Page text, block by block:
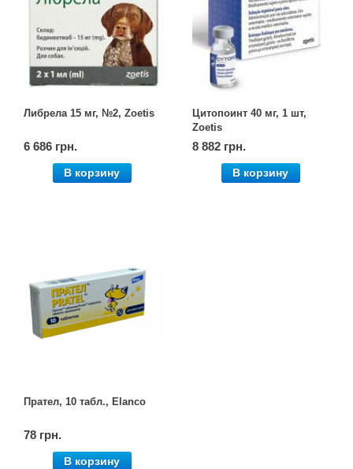
Либрела 15 мг, №2, Zoetis
6 686 грн.
В корзину
Цитопоинт 40 мг, 1 шт,
Zoetis
8 882 грн.
В корзину
Прател, 10 табл., Elanco
78 грн.
В корзину
Ласощі та корма
Vet Diet Canine Wet - ветеринарные диеты
для собак
Лежаки, будиночки, охолоджуючи
Миски, автогодівниці, поілки
Одяг та взуття
матеріали
Подарункові сертифікати
Товари для гризунів
Товари для коней